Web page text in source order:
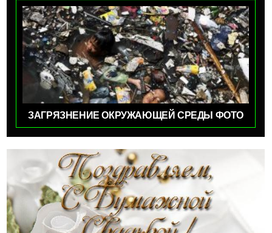
ЗАГРЯЗНЕНИЕ ОКРУЖАЮЩЕЙ СРЕДЫ ФОТО